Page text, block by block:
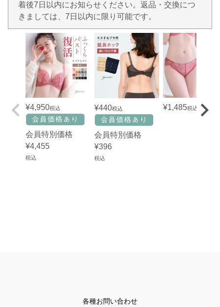
着後7日以内にお知らせください。返品・交換につ
きましては、7日以内に限り可能です。
¥4,950税込
会員特別価格
¥4,455
税込
¥440税込
会員特別価格
¥396
税込
¥1,485税込
各種お問い合わせ